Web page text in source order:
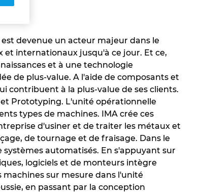
devenue un acteur majeur dans le
internationaux jusqu'à ce jour. Et ce,
et à une technologie
de plus-value. A l'aide de composants et
contribuent à la plus-value de ses clients.
Prototyping. L'unité opérationnelle
types de machines. IMA crée ces
d'usiner et de traiter les métaux et
de tournage et de fraisage. Dans le
automatisés. En s'appuyant sur
logiciels et de monteurs intègre
sur mesure dans l'unité
en passant par la conception